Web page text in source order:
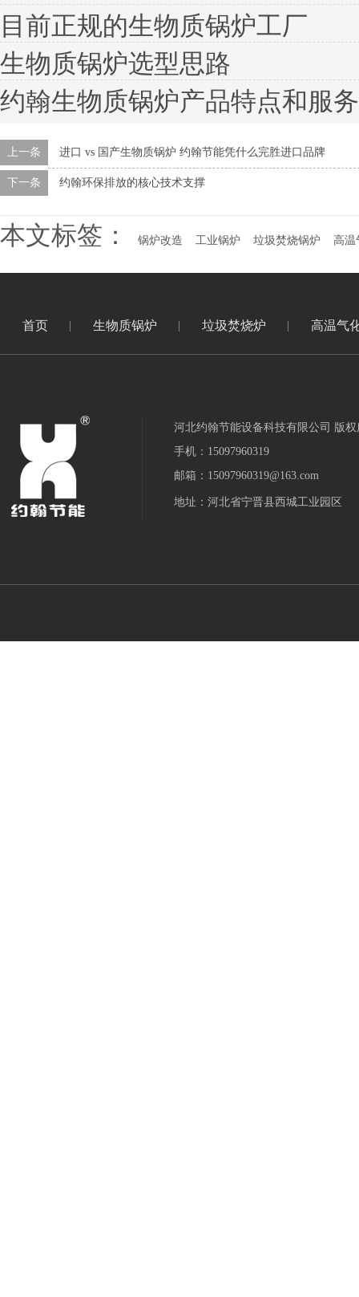
目前正规的生物质锅炉工厂
生物质锅炉选型思路
约翰生物质锅炉产品特点和服务
上一条 进口 vs 国产生物质锅炉 约翰节能凭什么完胜进口品牌
下一条 约翰环保排放的核心技术支撑
本文标签： 锅炉改造 工业锅炉 垃圾焚烧锅炉 高温
首页 生物质锅炉 垃圾焚烧炉 高温气
河北约翰节能设备科技有限公司 版权
手机：15097960319
邮箱：15097960319@163.com
地址：河北省宁晋县西城工业园区